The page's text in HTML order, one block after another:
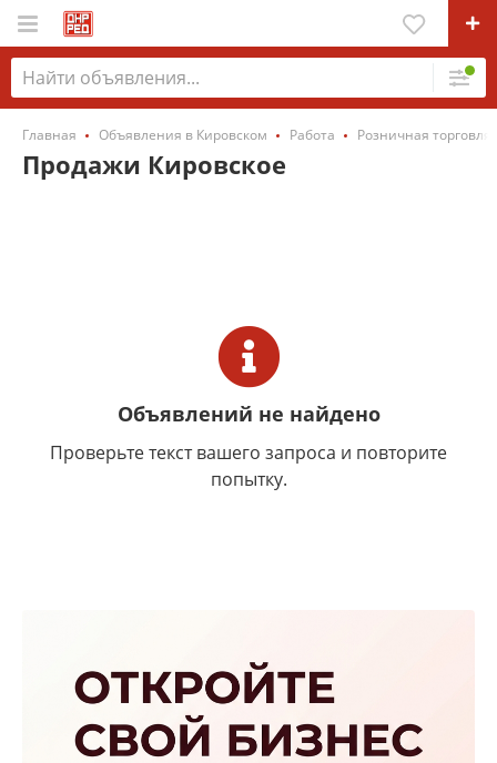
Главная Объявления в Кировском Работа Розничная
Продажи Кировское
Объявлений не найдено
Проверьте текст вашего запроса и повторите
попытку.